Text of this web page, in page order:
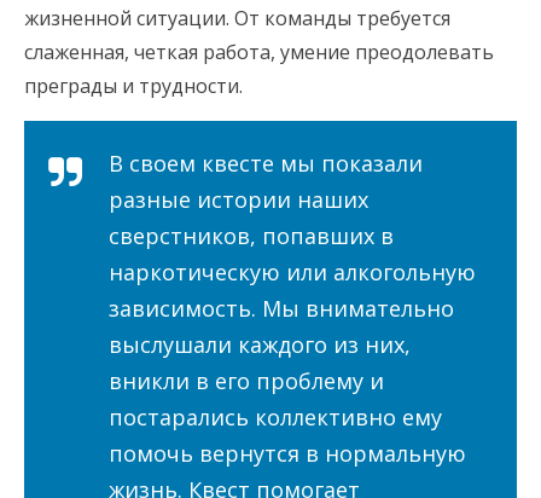
жизненной ситуации. От команды требуется
слаженная, четкая работа, умение преодолевать
преграды и трудности.
В своем квесте мы показали
разные истории наших
сверстников, попавших в
наркотическую или алкогольную
зависимость. Мы внимательно
выслушали каждого из них,
вникли в его проблему и
постарались коллективно ему
помочь вернутся в нормальную
жизнь. Квест помогает